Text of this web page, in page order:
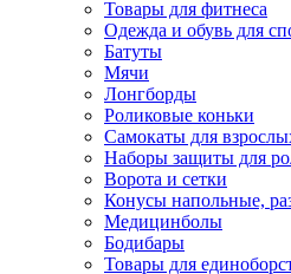
Товары для фитнеса
Одежда и обувь для
Батуты
Мячи
Лонгборды
Роликовые коньки
Самокаты для
Наборы защиты для
Ворота и сетки
Конусы напольные,
Медицинболы
Бодибары
Товары для